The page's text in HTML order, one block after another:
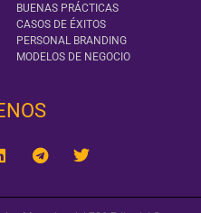
BUENAS PRÁCTICAS
CASOS DE ÉXITOS
PERSONAL BRANDING
MODELOS DE NEGOCIO